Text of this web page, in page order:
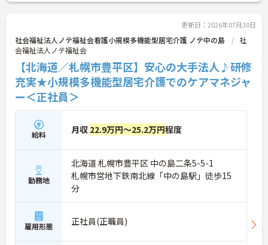
更新日：2026年07月30日
社会福祉法人ノテ福祉会看護小規模多機能型居宅介護 ノテ中の島
社
会福祉法人ノテ福祉会
【北海道／札幌市豊平区】安心の大手法人♪研修
充実★小規模多機能型居宅介護でのケアマネジャ
ー＜正社員＞
給料 月収 22.9万円～25.2万円程度
勤務地
北海道 札幌市豊平区 中の島二条5-5-1
札幌市営地下鉄南北線「中の島駅」徒歩15
分
雇用形態 正社員(正職員)